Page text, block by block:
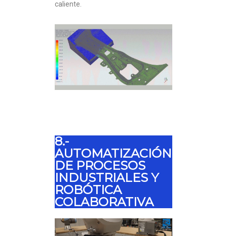
caliente.
8.-
AUTOMATIZACIÓN
DE PROCESOS
INDUSTRIALES Y
ROBÓTICA
COLABORATIVA